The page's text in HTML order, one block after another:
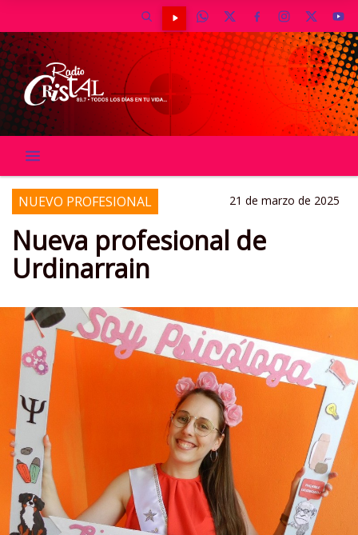
NUEVO PROFESIONAL 21 de marzo de 2025
Nueva profesional de
Urdinarrain